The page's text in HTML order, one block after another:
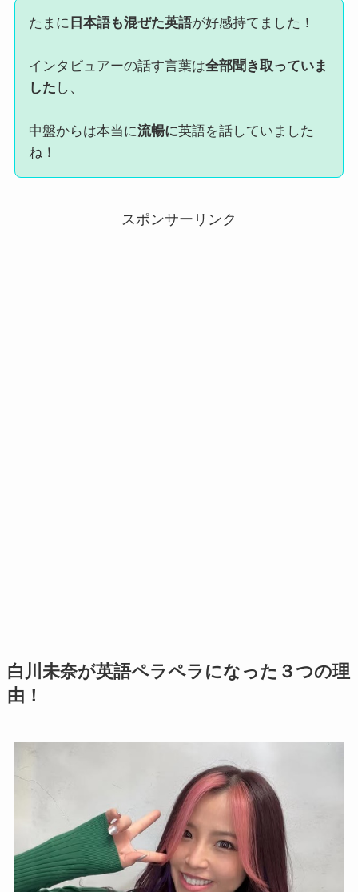
たまに 日本語も混ぜた英語が好感持てました！
インタビュアーの話す言葉は全部聞き取っていま
した し、
中盤からは本当に流暢に英語を話していました
ね！
スポンサーリンク
白川未奈が英語ペラペラになった３つの理
由！